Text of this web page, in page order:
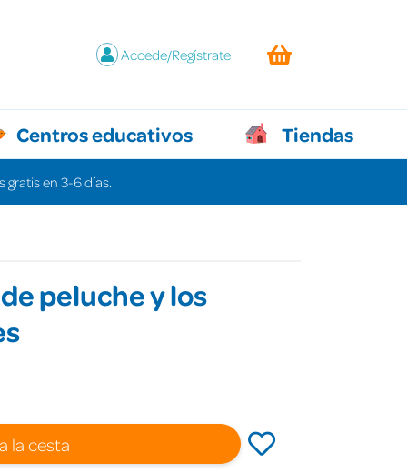
Accede/Regístrate
Centros educativos Tiendas
gratis en 3-6 días.
peluche y los
la cesta